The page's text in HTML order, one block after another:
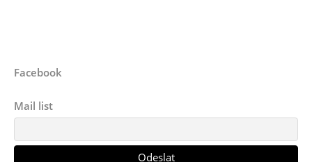
Facebook
Mail list